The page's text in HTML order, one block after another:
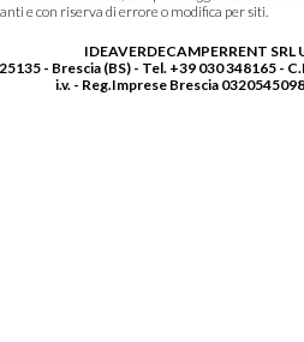
e con riserva di errore o modifica per siti.
IDEAVERDECAMPERRENT SRL
- Brescia (BS) - Tel. +39 030 348165 -
i.v. - Reg.Imprese Brescia